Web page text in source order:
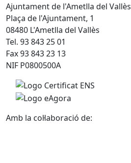
Ajuntament de l'Ametlla del Vallès
Plaça de l'Ajuntament, 1
08480 L'Ametlla del Vallès
Tel. 93 843 25 01
Fax 93 843 23 13
NIF P0800500A
Amb la col·laboració de: